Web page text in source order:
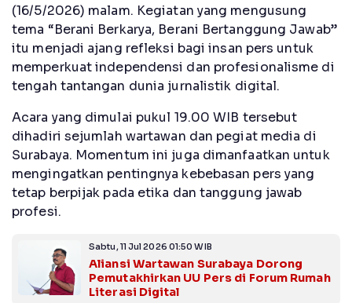
(16/5/2026) malam. Kegiatan yang mengusung
tema “Berani Berkarya, Berani Bertanggung Jawab”
itu menjadi ajang refleksi bagi insan pers untuk
memperkuat independensi dan profesionalisme di
tengah tantangan dunia jurnalistik digital.
Acara yang dimulai pukul 19.00 WIB tersebut
dihadiri sejumlah wartawan dan pegiat media di
Surabaya. Momentum ini juga dimanfaatkan untuk
mengingatkan pentingnya kebebasan pers yang
tetap berpijak pada etika dan tanggung jawab
profesi.
Sabtu, 11 Jul 2026 01:50 WIB
Aliansi Wartawan Surabaya Dorong
Pemutakhirkan UU Pers di Forum Rumah
Literasi Digital